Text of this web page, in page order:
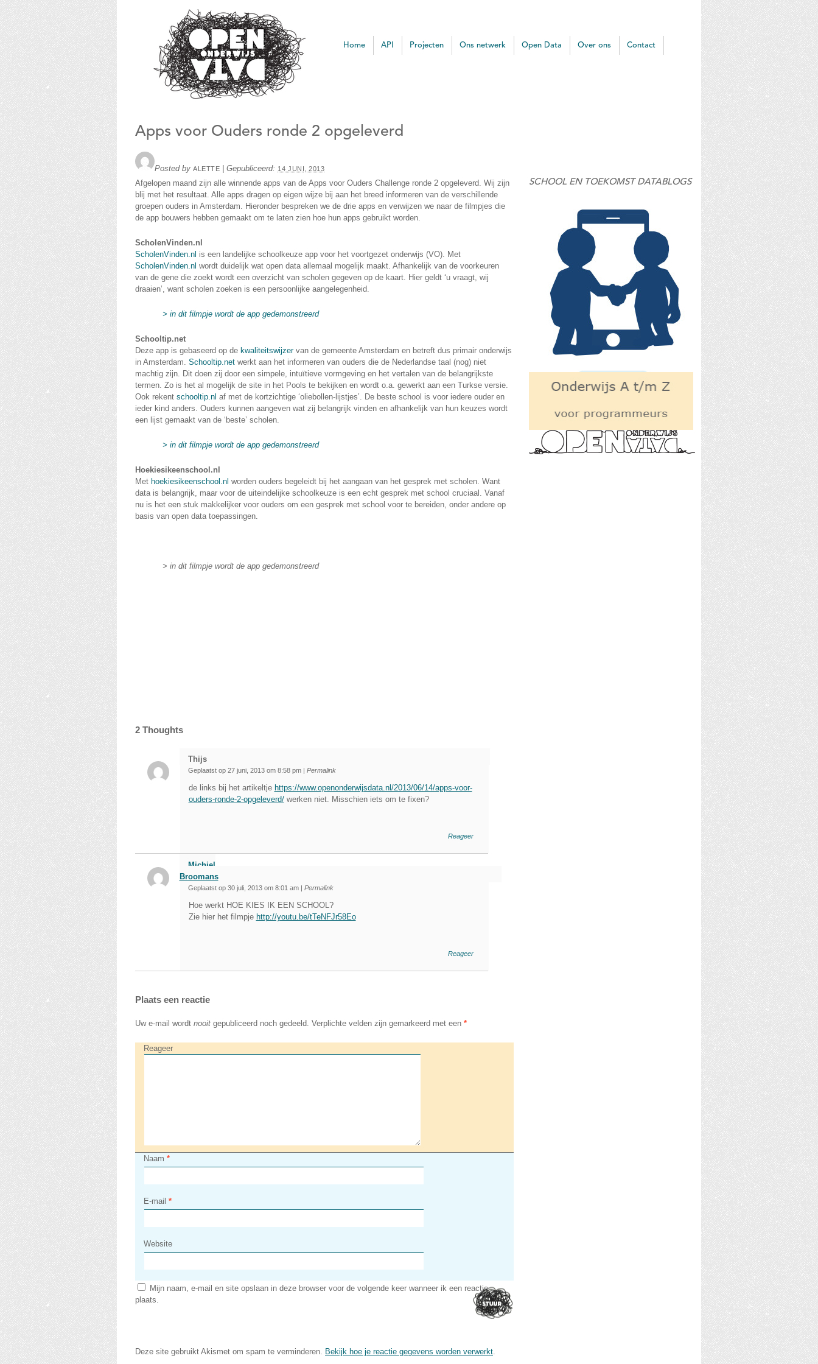
Open
Onderwijs Data
Home API Projecten Ons netwerk Open Data Over ons Contact
Apps voor Ouders ronde 2 opgeleverd
Posted by ALETTE |Gepubliceerd: 14 JUNI, 2013
Afgelopen maand zijn alle winnende apps van de Apps voor Ouders Challenge ronde 2 opgeleverd. Wij zijn
blij met het resultaat. Alle apps dragen op eigen wijze bij aan het breed informeren van de verschillende
groepen ouders in Amsterdam. Hieronder bespreken we de drie apps en verwijzen we naar de filmpjes die
de app bouwers hebben gemaakt om te laten zien hoe hun apps gebruikt worden.
ScholenVinden.nl
ScholenVinden.nl is een landelijke schoolkeuze app voor het voortgezet onderwijs (VO). Met
ScholenVinden.nl wordt duidelijk wat open data allemaal mogelijk maakt. Afhankelijk van de voorkeuren
van de gene die zoekt wordt een overzicht van scholen gegeven op de kaart. Hier geldt ‘u vraagt, wij
draaien’, want scholen zoeken is een persoonlijke aangelegenheid.
> in dit filmpje wordt de app gedemonstreerd
Schooltip.net
Deze app is gebaseerd op de kwaliteitswijzervan de gemeente Amsterdam en betreft dus primair onderwijs
in Amsterdam. Schooltip.net werkt aan het informeren van ouders die de Nederlandse taal (nog) niet
machtig zijn. Dit doen zij door een simpele, intuïtieve vormgeving en het vertalen van de belangrijkste
termen. Zo is het al mogelijk de site in het Pools te bekijken en wordt o.a. gewerkt aan een Turkse versie.
Ook rekent schooltip.nl af met de kortzichtige ‘oliebollen-lijstjes’. De beste school is voor iedere ouder en
ieder kind anders. Ouders kunnen aangeven wat zij belangrijk vinden en afhankelijk van hun keuzes wordt
een lijst gemaakt van de ‘beste’ scholen.
> in dit filmpje wordt de app gedemonstreerd
Hoekiesikeenschool.nl
Met hoekiesikeenschool.nl worden ouders begeleidt bij het aangaan van het gesprek met scholen. Want
data is belangrijk, maar voor de uiteindelijke schoolkeuze is een echt gesprek met school cruciaal. Vanaf
nu is het een stuk makkelijker voor ouders om een gesprek met school voor te bereiden, onder andere op
basis van open data toepassingen.
> in dit filmpje wordt de app gedemonstreerd
2 Thoughts
Thijs
Geplaatst op 27 juni, 2013 om 8:58 pm | Permalink
de links bij het artikeltje https://www.openonderwijsdata.nl/2013/06/14/apps-voor-
ouders-ronde-2-opgeleverd/werken niet. Misschien iets om te fixen?
Reageer
Michiel
Broomans
Geplaatst op 30 juli, 2013 om 8:01 am | Permalink
Hoe werkt HOE KIES IK EEN SCHOOL?
Zie hier het filmpje http://youtu.be/tTeNFJr58Eo
Reageer
Plaats een reactie
Uw e-mail wordt nooit gepubliceerd noch gedeeld. Verplichte velden zijn gemarkeerd met een *
Reageer
Naam *
E-mail *
Website
Mijn naam, e-mail en site opslaan in deze browser voor de volgende keer wanneer ik een reactie
plaats.
Deze site gebruikt Akismet om spam te verminderen. Bekijk hoe je reactie gegevens worden verwerkt.
SCHOOL EN TOEKOMST DATABLOGS